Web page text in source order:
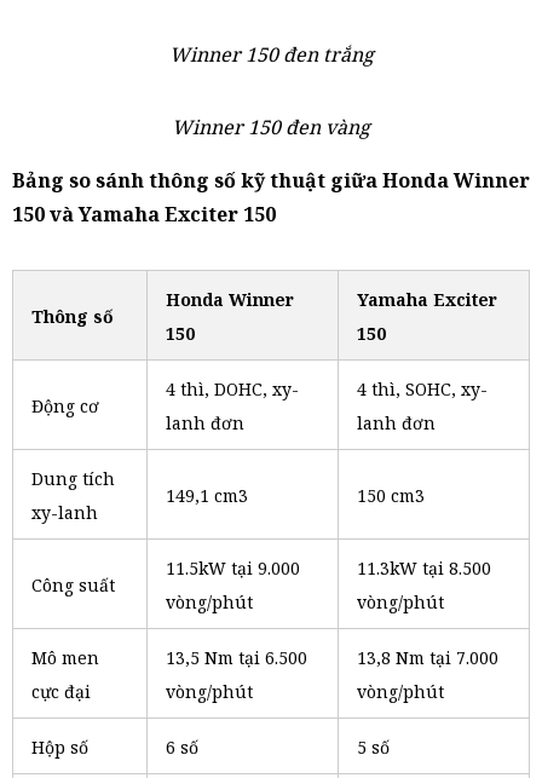
Winner 150 đen trắng
Winner 150 đen vàng
Bảng so sánh thông số kỹ thuật giữa Honda Winner
150 và Yamaha Exciter 150
Thông số
Honda Winner
150
Yamaha Exciter
150
Động cơ
4 thì, DOHC, xy-
lanh đơn
4 thì, SOHC, xy-
lanh đơn
Dung tích
xy-lanh
149,1 cm3 150 cm3
Công suất
11.5kW tại 9.000
vòng/phút
11.3kW tại 8.500
vòng/phút
Mô men
cực đại
13,5 Nm tại 6.500
vòng/phút
13,8 Nm tại 7.000
vòng/phút
Hộp số 6 số 5 số